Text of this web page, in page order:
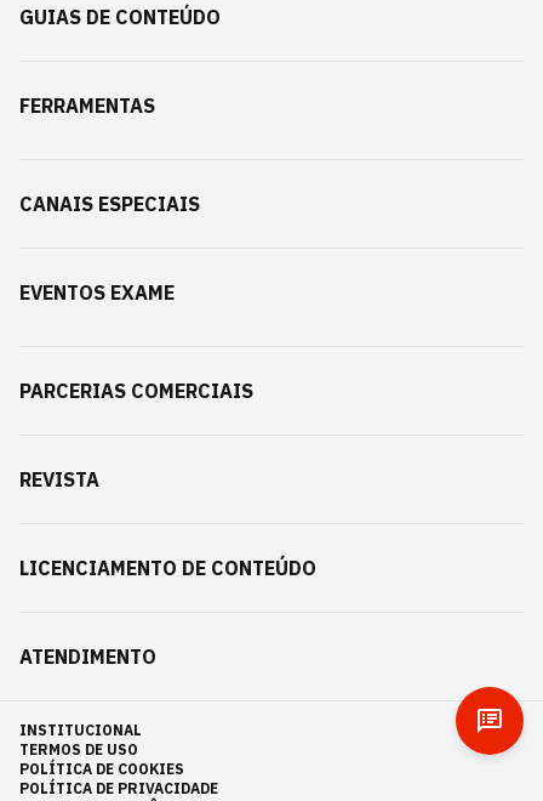
GUIAS DE CONTEÚDO
FERRAMENTAS
CANAIS ESPECIAIS
EVENTOS EXAME
PARCERIAS COMERCIAIS
REVISTA
LICENCIAMENTO DE CONTEÚDO
ATENDIMENTO
INSTITUCIONAL
TERMOS DE USO
POLÍTICA DE COOKIES
POLÍTICA DE PRIVACIDADE